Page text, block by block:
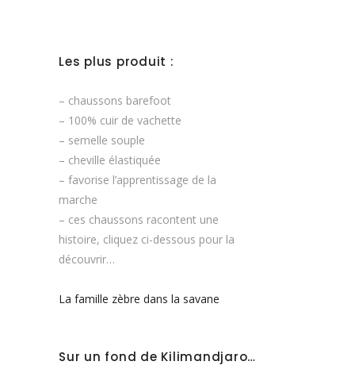
Les plus produit :
– chaussons barefoot
– 100% cuir de vachette
– semelle souple
– cheville élastiquée
– favorise l’apprentissage de la
marche
– ces chaussons racontent une
histoire, cliquez ci-dessous pour la
découvrir…
La famille zèbre dans la savane
Sur un fond de Kilimandjaro…